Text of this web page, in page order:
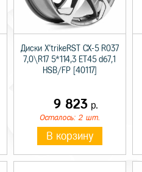
Диски X'trikeRST CX-5 R037
7,0\R17 5*114,3 ET45 d67,1
HSB/FP [40117]
9 823р.
Осталось: 2 шт.
В корзину